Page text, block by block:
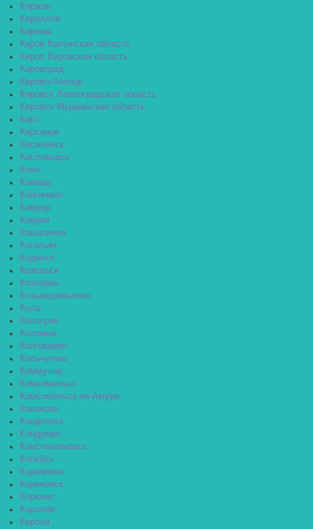
Киржач
Кириллов
Кириши
Киров Калужская область
Киров Кировская область
Кировград
Кирово-Чепецк
Кировск Ленинградская область
Кировск Мурманская область
Кирс
Кирсанов
Киселёвск
Кисловодск
Клин
Клинцы
Княгинино
Ковдор
Ковров
Ковылкино
Когалым
Кодинск
Козельск
Козловка
Козьмодемьянск
Кола
Кологрив
Коломна
Колпашево
Кольчугино
Коммунар
Комсомольск
Комсомольск-на-Амуре
Конаково
Кондопога
Кондрово
Константиновск
Копейск
Кораблино
Кореновск
Коркино
Королёв
Короча